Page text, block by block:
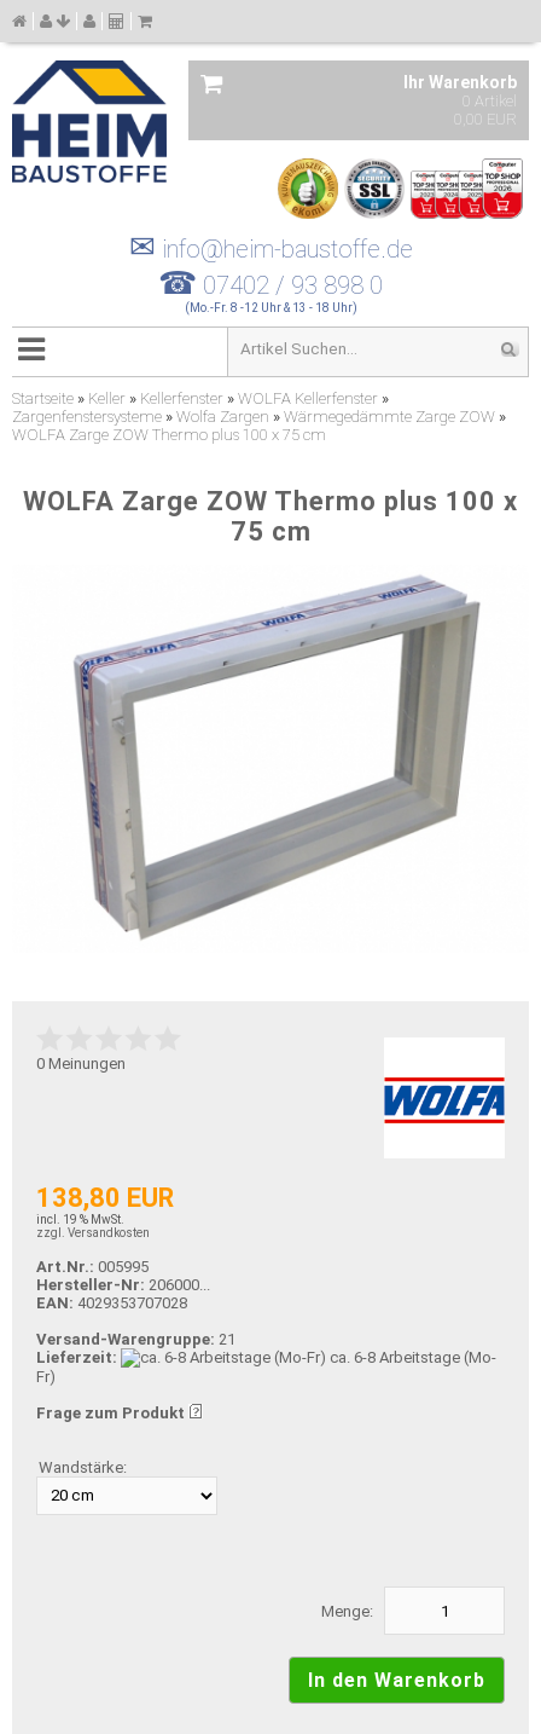
Ihr Warenkorb
0 Artikel
0,00 EUR
✉ info@heim-baustoffe.de
☎ 07402 / 93 898 0
(Mo.-Fr. 8 -12 Uhr & 13 - 18 Uhr)
Startseite » Keller » Kellerfenster » WOLFA Kellerfenster »
Zargenfenstersysteme » Wolfa Zargen » Wärmegedämmte Zarge ZOW »
WOLFA Zarge ZOW Thermo plus 100 x 75 cm
WOLFA Zarge ZOW Thermo plus 100 x
75 cm
0 Meinungen
138,80 EUR
incl. 19 % MwSt.
zzgl. Versandkosten
Art.Nr.: 005995
Hersteller-Nr: 206000...
EAN: 4029353707028
Versand-Warengruppe: 21
Lieferzeit:
ca. 6-8 Arbeitstage (Mo-
Fr)
Frage zum Produkt
Wandstärke:
Menge: